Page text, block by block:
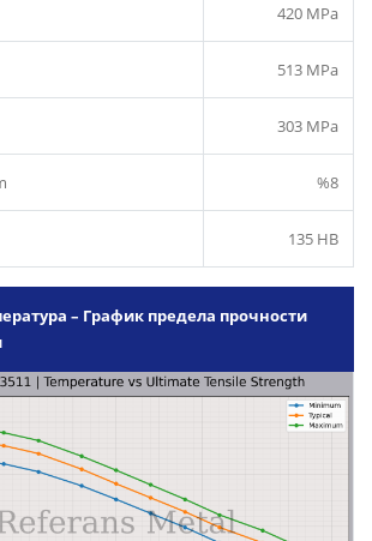
420 MPa
513 MPa
303 MPa
%8
135 HB
– График предела прочности